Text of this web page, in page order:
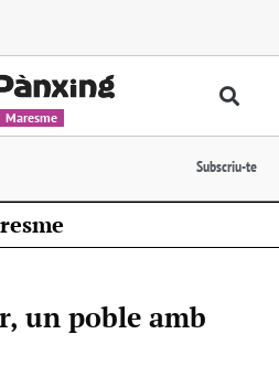
Maresme
Subscriu-te
un poble amb